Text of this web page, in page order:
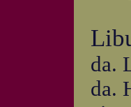
da.
da.